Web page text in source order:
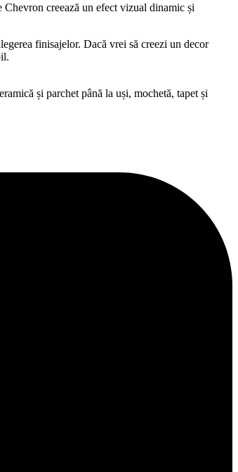
creează un efect vizual dinamic și
finisajelor. Dacă vrei să creezi un decor
și parchet până la uși, mochetă, tapet și